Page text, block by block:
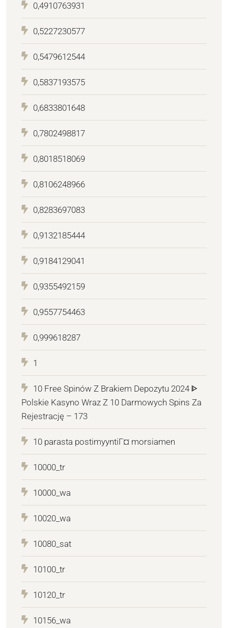
0,4910763931
0,5227230577
0,5479612544
0,5837193575
0,6833801648
0,7802498817
0,8018518069
0,8106248966
0,8283697083
0,9132185444
0,9184129041
0,9355492159
0,9557754463
0,999618287
1
10 Free Spinów Z Brakiem Depozytu 2024 ᐈ
Polskie Kasyno Wraz Z 10 Darmowych Spins Za
Rejestrację – 173
10 parasta postimyyntiГ¤ morsiamen
10000_tr
10000_wa
10020_wa
10080_sat
10100_tr
10120_tr
10156_wa